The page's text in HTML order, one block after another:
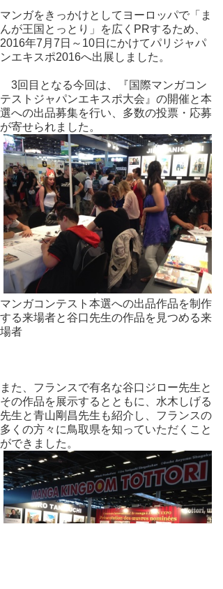
マンガをきっかけとしてヨーロッパで「ま
んが王国とっとり」を広くPRするため、
2016年7月7日～10日にかけてパリジャパ
ンエキスポ2016へ出展しました。
3回目となる今回は、『国際マンガコン
テストジャパンエキスポ大会』の開催と本
選への出品募集を行い、多数の投票・応募
が寄せられました。
マンガコンテスト本選への出品作品を制作
する来場者と谷口先生の作品を見つめる来
場者
また、フランスで有名な谷口ジロー先生と
その作品を展示するとともに、水木しげる
先生と青山剛昌先生も紹介し、フランスの
多くの方々に鳥取県を知っていただくこと
ができました。